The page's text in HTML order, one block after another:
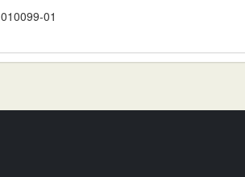
010099-01